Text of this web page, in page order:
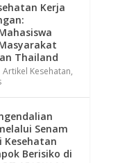
Kerja
Thailand
Artikel Kesehatan,
Senam
Kesehatan
Berisiko di